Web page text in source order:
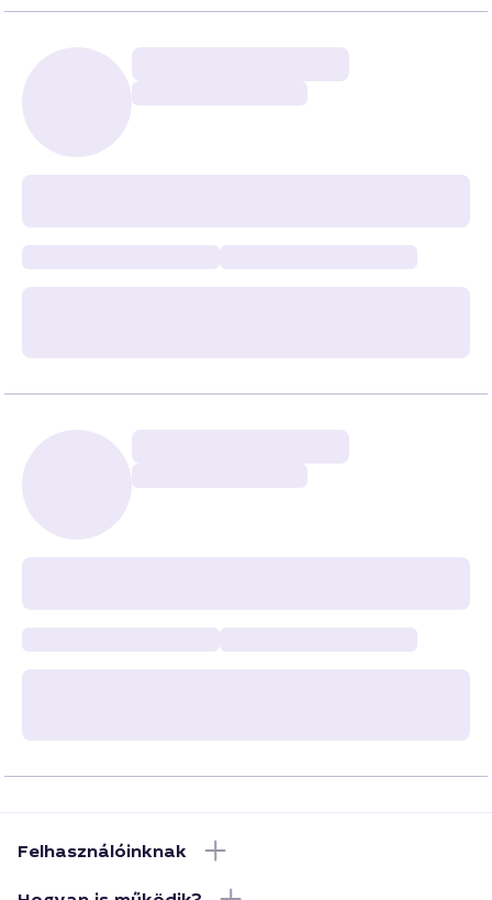
Felhasználóinknak